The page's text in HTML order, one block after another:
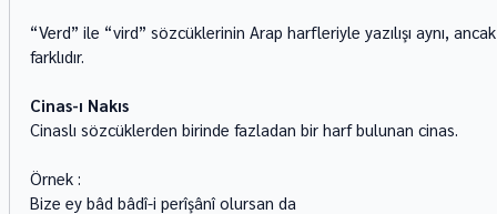
“Verd” ile “vird” sözcüklerinin Arap harfleriyle yazılışı aynı,
farklıdır.
Cinas-ı Nakıs
Cinaslı sözcüklerden birinde fazladan bir harf bulunan cinas.
Örnek :
Bize ey bâd bâdî-i perîşânî olursan da